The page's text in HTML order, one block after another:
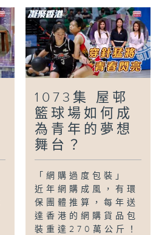
1073集 屋邨
籃球場如何成
為青年的夢想
舞台？
「網購過度包裝」
近年網購成風，有環
保團體推算，每年送
達香港的網購貨品包
裝重達270萬公斤！